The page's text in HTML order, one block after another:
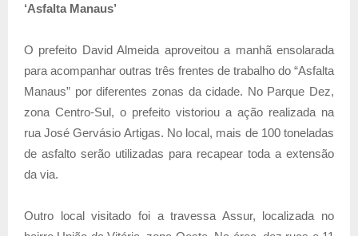
‘Asfalta Manaus’
O prefeito David Almeida aproveitou a manhã ensolarada
para acompanhar outras três frentes de trabalho do “Asfalta
Manaus” por diferentes zonas da cidade. No Parque Dez,
zona Centro-Sul, o prefeito vistoriou a ação realizada na
rua José Gervásio Artigas. No local, mais de 100 toneladas
de asfalto serão utilizadas para recapear toda a extensão
da via.
Outro local visitado foi a travessa Assur, localizada no